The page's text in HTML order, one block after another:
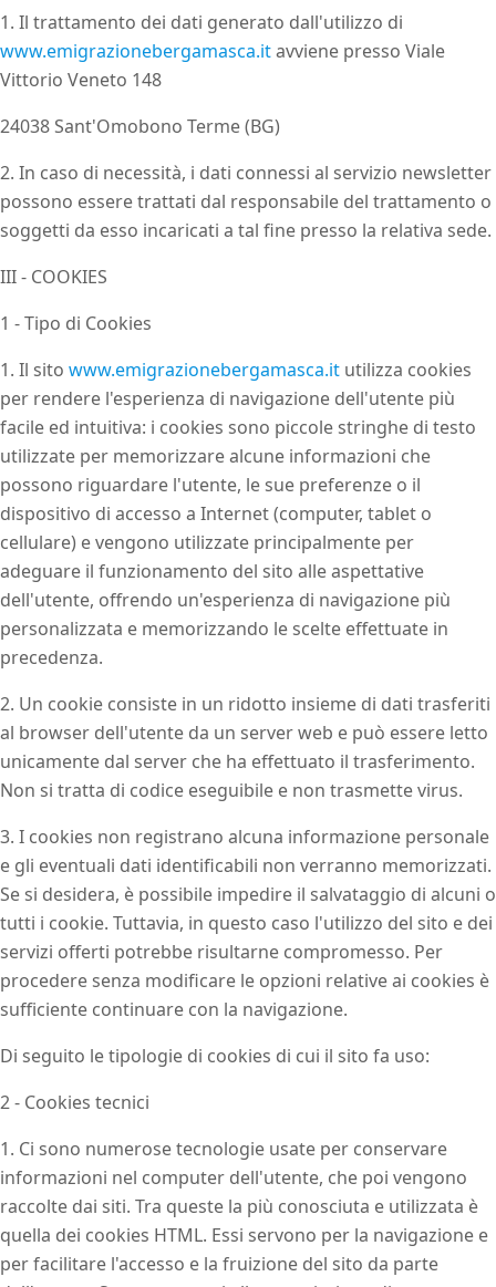
1. Il trattamento dei dati generato dall'utilizzo di
www.emigrazionebergamasca.itavviene presso Viale
Vittorio Veneto 148
24038 Sant'Omobono Terme (BG)
2. In caso di necessità, i dati connessi al servizio newsletter
possono essere trattati dal responsabile del trattamento o
soggetti da esso incaricati a tal fine presso la relativa sede.
III - COOKIES
1 - Tipo di Cookies
1. Il sito www.emigrazionebergamasca.it utilizza cookies
per rendere l'esperienza di navigazione dell'utente più
facile ed intuitiva: i cookies sono piccole stringhe di testo
utilizzate per memorizzare alcune informazioni che
possono riguardare l'utente, le sue preferenze o il
dispositivo di accesso a Internet (computer, tablet o
cellulare) e vengono utilizzate principalmente per
adeguare il funzionamento del sito alle aspettative
dell'utente, offrendo un'esperienza di navigazione più
personalizzata e memorizzando le scelte effettuate in
precedenza.
2. Un cookie consiste in un ridotto insieme di dati trasferiti
al browser dell'utente da un server web e può essere letto
unicamente dal server che ha effettuato il trasferimento.
Non si tratta di codice eseguibile e non trasmette virus.
3. I cookies non registrano alcuna informazione personale
e gli eventuali dati identificabili non verranno memorizzati.
Se si desidera, è possibile impedire il salvataggio di alcuni o
tutti i cookie. Tuttavia, in questo caso l'utilizzo del sito e dei
servizi offerti potrebbe risultarne compromesso. Per
procedere senza modificare le opzioni relative ai cookies è
sufficiente continuare con la navigazione.
Di seguito le tipologie di cookies di cui il sito fa uso:
2 - Cookies tecnici
1. Ci sono numerose tecnologie usate per conservare
informazioni nel computer dell'utente, che poi vengono
raccolte dai siti. Tra queste la più conosciuta e utilizzata è
quella dei cookies HTML. Essi servono per la navigazione e
per facilitare l'accesso e la fruizione del sito da parte